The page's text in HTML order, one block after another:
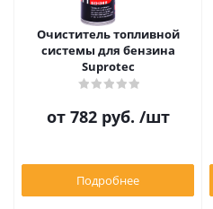
Очиститель топливной
системы для бензина
Suprotec
от 782 руб. /шт
Подробнее